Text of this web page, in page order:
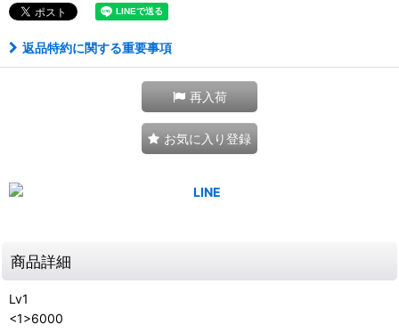
返品特約に関する重要事項
再入荷
お気に入り登録
商品詳細
Lv1
<1>6000